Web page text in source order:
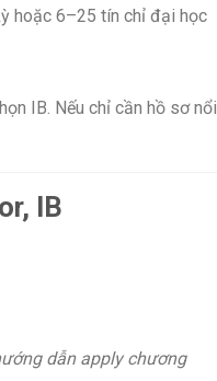
hoặc 6–25 tín chỉ đại học
IB. Nếu chỉ cần hồ sơ nổi
IB
dẫn apply chương